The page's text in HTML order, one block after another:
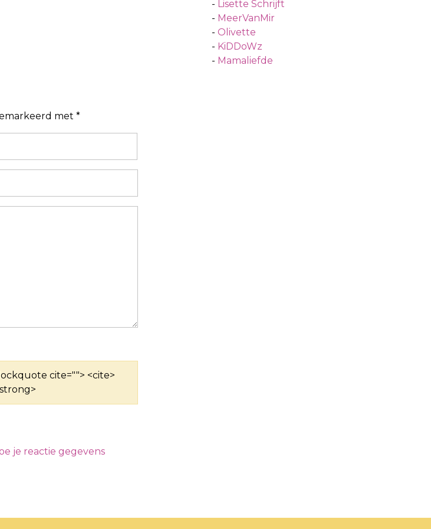
met *
cite=""> <cite>
je reactie gegevens
- Lisette Schrijft
- MeerVanMir
- Olivette
- KiDDoWz
- Mamaliefde